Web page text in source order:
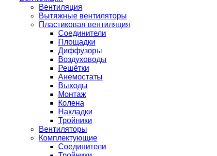
Вентиляция
Вытяжные вентиляторы
Пластиковая вентиляция
Соединители
Площадки
Диффузоры
Воздуховоды
Решётки
Анемостаты
Выходы
Монтаж
Колена
Накладки
Тройники
Вентиляторы
Комплектующие
Соединители